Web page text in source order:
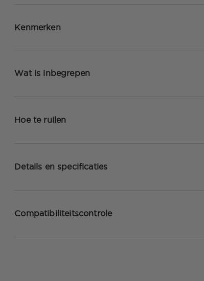
Kenmerken
Wat is inbegrepen
Hoe te ruilen
Details en specificaties
Compatibiliteitscontrole